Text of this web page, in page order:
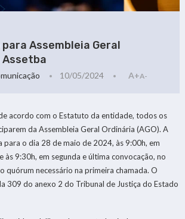
Assembleia Geral
Assetba
10/05/2024 A+A-
acordo com o Estatuto da entidade, todos os
da Assembleia Geral Ordinária (AGO). A
para o dia 28 de maio de 2024, às 9:00h, em
às 9:30h, em segunda e última convocação, no
quórum necessário na primeira chamada. O
309 do anexo 2 do Tribunal de Justiça do Estado